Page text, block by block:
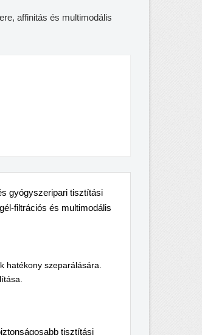
affinitás és multimodális
gyógyszeripari tisztítási
filtrációs és multimodális
hatékony szeparálására.
tisztítási